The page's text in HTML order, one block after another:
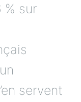
% sur
servent